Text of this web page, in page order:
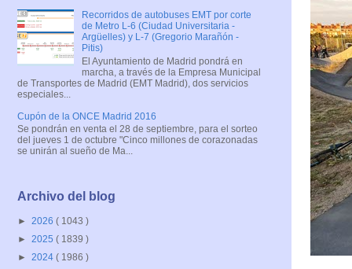
Recorridos de autobuses EMT por corte
de Metro L-6 (Ciudad Universitaria -
Argüelles) y L-7 (Gregorio Marañón -
Pitis)
El Ayuntamiento de Madrid pondrá en
marcha, a través de la Empresa Municipal
de Transportes de Madrid (EMT Madrid), dos servicios
especiales...
Cupón de la ONCE Madrid 2016
Se pondrán en venta el 28 de septiembre, para el sorteo
del jueves 1 de octubre "Cinco millones de corazonadas
se unirán al sueño de Ma...
Archivo del blog
► 2026 ( 1043 )
► 2025 ( 1839 )
► 2024 ( 1986 )